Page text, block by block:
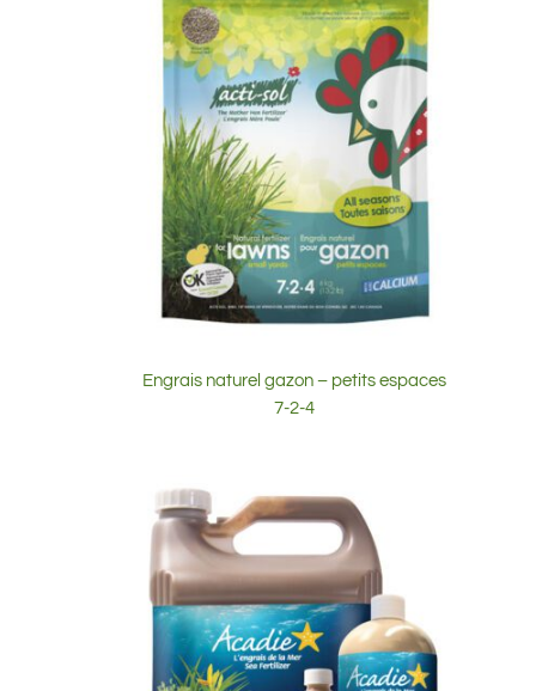
Engrais naturel gazon – petits espaces
7-2-4